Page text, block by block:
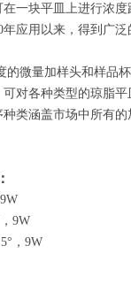
一块平皿上进行浓
应用以来，得到广泛
的微量加样头和样
对各种类型的琼脂
类涵盖市场中所有的
9W
，9W